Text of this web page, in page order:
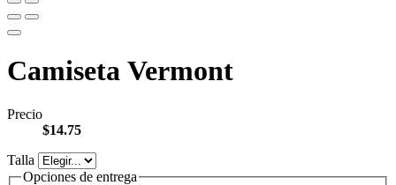
Camiseta Vermont
Precio
$14.75
Talla
Opciones de entrega